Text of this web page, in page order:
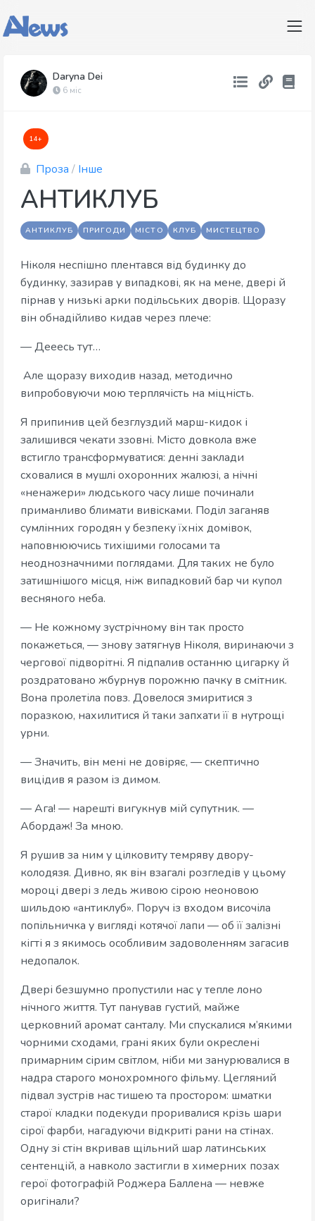
Daryna Dei
6 міс
14+
Проза / Інше
АНТИКЛУБ
АНТИКЛУБ ПРИГОДИ МІСТО КЛУБ МИСТЕЦТВО
Ніколя неспішно плентався від будинку до
будинку, зазирав у випадкові, як на мене, двері й
пірнав у низькі арки подільських дворів. Щоразу
він обнадійливо кидав через плече:
— Дееесь тут…
Але щоразу виходив назад, методично
випробовуючи мою терплячість на міцність.
Я припинив цей безглуздий марш-кидок і
залишився чекати ззовні. Місто довкола вже
встигло трансформуватися: денні заклади
сховалися в мушлі охоронних жалюзі, а нічні
«ненажери» людського часу лише починали
приманливо блимати вивісками. Поділ заганяв
сумлінних городян у безпеку їхніх домівок,
наповнюючись тихішими голосами та
неоднозначними поглядами. Для таких не було
затишнішого місця, ніж випадковий бар чи купол
весняного неба.
— Не кожному зустрічному він так просто
покажеться, — знову затягнув Ніколя, виринаючи з
чергової підворітні. Я підпалив останню цигарку й
роздратовано жбурнув порожню пачку в смітник.
Вона пролетіла повз. Довелося змиритися з
поразкою, нахилитися й таки запхати її в нутрощі
урни.
— Значить, він мені не довіряє, — скептично
вицідив я разом із димом.
— Ага! — нарешті вигукнув мій супутник. —
Абордаж! За мною.
Я рушив за ним у цілковиту темряву двору-
колодязя. Дивно, як він взагалі розгледів у цьому
мороці двері з ледь живою сірою неоновою
шильдою «антиклуб». Поруч із входом височіла
попільничка у вигляді котячої лапи — об її залізні
кігті я з якимось особливим задоволенням загасив
недопалок.
Двері безшумно пропустили нас у тепле лоно
нічного життя. Тут панував густий, майже
церковний аромат санталу. Ми спускалися м’якими
чорними сходами, грані яких були окреслені
примарним сірим світлом, ніби ми занурювалися в
надра старого монохромного фільму. Цегляний
підвал зустрів нас тишею та простором: шматки
старої кладки подекуди проривалися крізь шари
сірої фарби, нагадуючи відкриті рани на стінах.
Одну зі стін вкривав щільний шар латинських
сентенцій, а навколо застигли в химерних позах
герої фотографій Роджера Баллена — невже
оригінали?